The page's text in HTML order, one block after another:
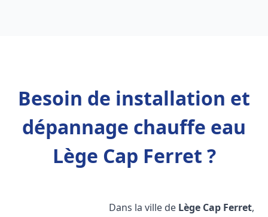
Besoin de installation et
dépannage chauffe eau
Lège Cap Ferret ?
Dans la ville de Lège Cap Ferret,